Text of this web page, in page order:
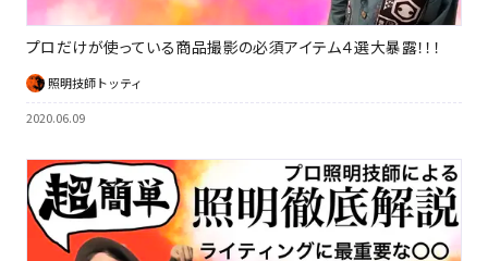
プロだけが使っている商品撮影の必須アイテム４選大暴露！！！
照明技師トッティ
2020.06.09